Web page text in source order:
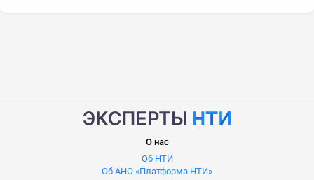
О нас
Об НТИ
Об АНО «Платформа НТИ»